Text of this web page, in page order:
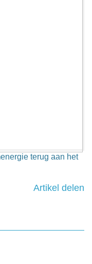
terug aan het
Artikel delen